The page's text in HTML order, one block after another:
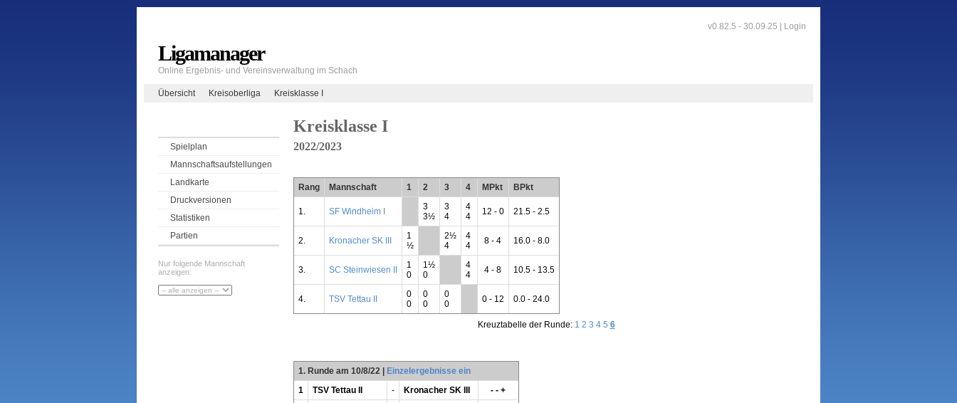
v0.82.5 - 30.09.25 | Login
Ligamanager
Online Ergebnis- und Vereinsverwaltung im Schach
Übersicht Kreisoberliga Kreisklasse I
Spielplan
Mannschaftsaufstellungen
Landkarte
Druckversionen
Statistiken
Partien
Nur folgende Mannschaft
anzeigen:
Kreisklasse I
2022/2023
Rang Mannschaft 1 2 3 4 MPkt BPkt
1. SF Windheim I
3
3½
3
4
4
4
12 - 0 21.5 - 2.5
2. Kronacher SK III
1
½
2½
4
4
4
8 - 4 16.0 - 8.0
3. SC Steinwiesen II
1
0
1½
0
4
4
4 - 8 10.5 - 13.5
4. TSV Tettau II
0
0
0
0
0
0
0 - 12 0.0 - 24.0
Kreuztabelle der Runde: 1 2 3 4 5 6
1. Runde am 10/8/22 | Einzelergebnisse ein
1
TSV Tettau II - Kronacher SK III
- - +